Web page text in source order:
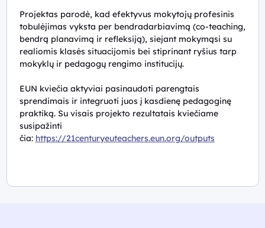
Projektas parodė, kad efektyvus mokytojų profesinis
tobulėjimas vyksta per bendradarbiavimą (co-teaching,
bendrą planavimą ir refleksiją), siejant mokymąsi su
realiomis klasės situacijomis bei stiprinant ryšius tarp
mokyklų ir pedagogų rengimo institucijų.
EUN kviečia aktyviai pasinaudoti parengtais
sprendimais ir integruoti juos į kasdienę pedagoginę
praktiką. Su visais projekto rezultatais kviečiame
susipažinti
čia: https://21centuryeuteachers.eun.org/outputs